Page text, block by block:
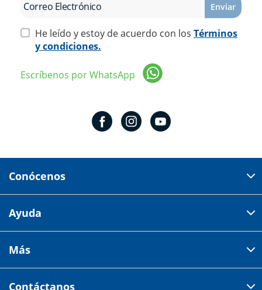
Enviar
He leído y estoy de acuerdo con los Términos
y condiciones.
Escríbenos por WhatsApp
Conócenos
Av 18 de marzo # 309. Colonia la Nogalera.
Tiendas
Ayuda
Centro de ayuda
Más
Contáctanos